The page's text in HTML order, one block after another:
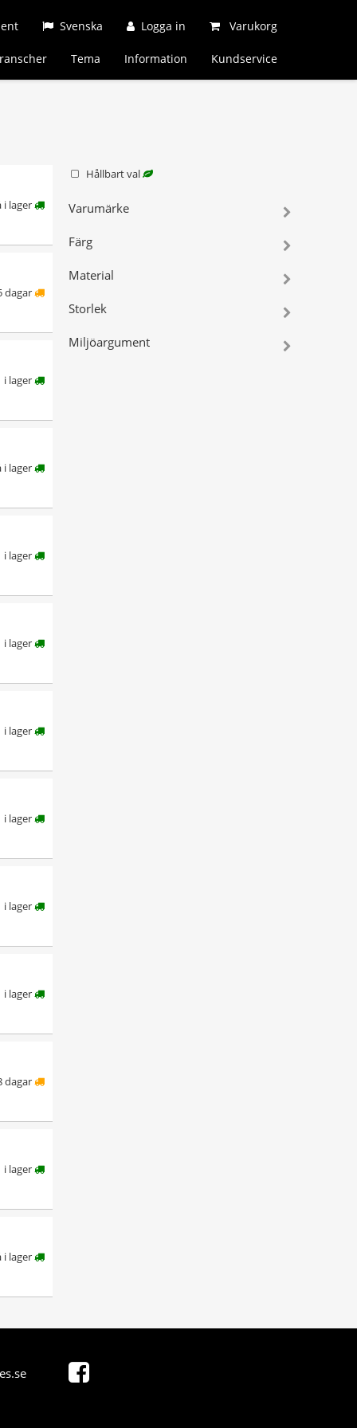
Svenska Logga in Varukorg
Tema Information Kundservice
i lager
dagar
i lager
i lager
i lager
i lager
i lager
i lager
i lager
i lager
dagar
i lager
i lager
Hållbart val
Varumärke
Färg
Material
Storlek
Miljöargument